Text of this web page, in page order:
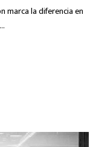
marca la diferencia en